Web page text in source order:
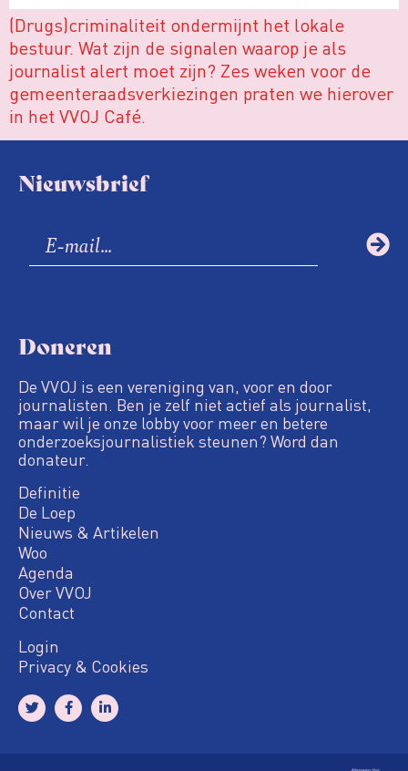
(Drugs)criminaliteit ondermijnt het lokale
bestuur. Wat zijn de signalen waarop je als
journalist alert moet zijn? Zes weken voor de
gemeenteraadsverkiezingen praten we hierover
in het VVOJ Café.
Nieuwsbrief
Doneren
De VVOJ is een vereniging van, voor en door
journalisten. Ben je zelf niet actief als journalist,
maar wil je onze lobby voor meer en betere
onderzoeksjournalistiek steunen? Word dan
donateur.
Definitie
De Loep
Nieuws & Artikelen
Woo
Agenda
Over VVOJ
Contact
Login
Privacy & Cookies